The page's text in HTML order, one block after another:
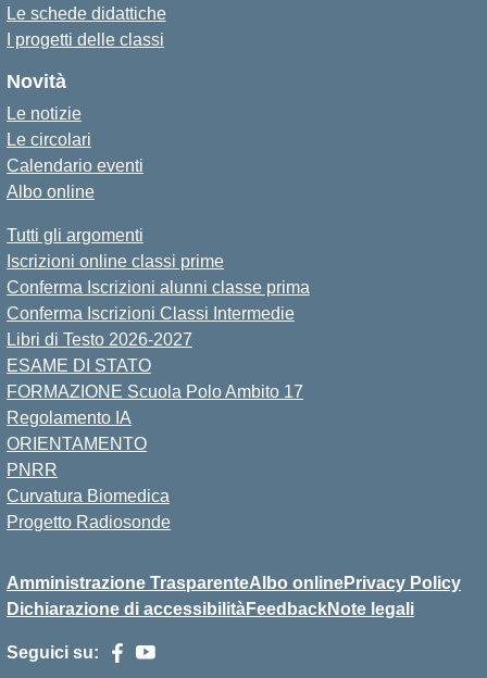
Le schede didattiche
I progetti delle classi
Novità
Le notizie
Le circolari
Calendario eventi
Albo online
Tutti gli argomenti
Iscrizioni online classi prime
Conferma Iscrizioni alunni classe prima
Conferma Iscrizioni Classi Intermedie
Libri di Testo 2026-2027
ESAME DI STATO
FORMAZIONE Scuola Polo Ambito 17
Regolamento IA
ORIENTAMENTO
PNRR
Curvatura Biomedica
Progetto Radiosonde
Amministrazione TrasparenteAlbo onlinePrivacy Policy
Dichiarazione di accessibilitàFeedbackNote legali
Seguici su: